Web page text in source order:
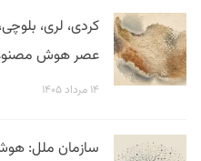
کردی، لری،
عصر هوش مصنوعی
۱۴ مرداد ۱۴۰۵
سازمان ملل: